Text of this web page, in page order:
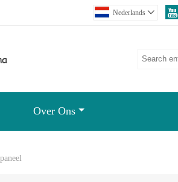

Nederlands 
Over Ons